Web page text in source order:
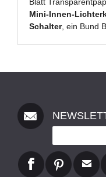
Blatt
Mini-Innen-
Schalter, ein Bund